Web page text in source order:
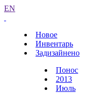
EN
Новое
Инвентарь
Задизайнено
Понос
2013
Июль